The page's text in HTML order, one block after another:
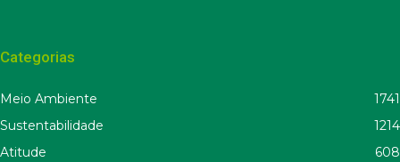
Categorias
Meio Ambiente
1741
Sustentabilidade
1214
Atitude
608